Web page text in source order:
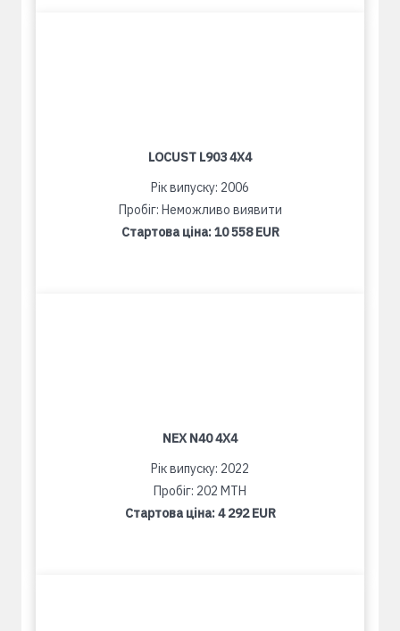
LOCUST L903 4X4
Рік випуску: 2006
Пробіг: Неможливо виявити
Стартова ціна:10 558 EUR
NEX N40 4X4
Рік випуску: 2022
Пробіг: 202 MTH
Стартова ціна:4 292 EUR